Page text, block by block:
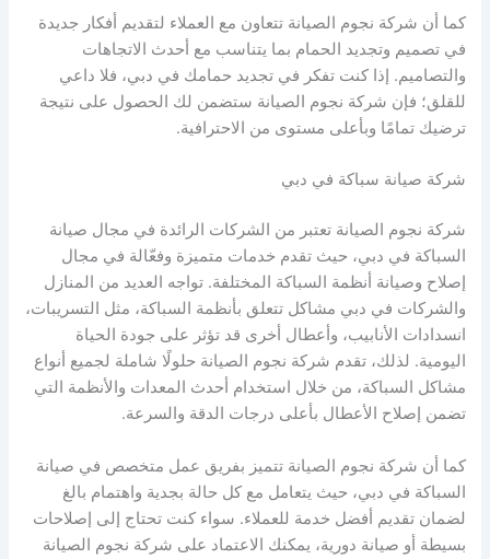
كما أن شركة نجوم الصيانة تتعاون مع العملاء لتقديم أفكار جديدة
في تصميم وتجديد الحمام بما يتناسب مع أحدث الاتجاهات
والتصاميم. إذا كنت تفكر في تجديد حمامك في دبي، فلا داعي
للقلق؛ فإن شركة نجوم الصيانة ستضمن لك الحصول على نتيجة
ترضيك تمامًا وبأعلى مستوى من الاحترافية.
شركة صيانة سباكة في دبي
شركة نجوم الصيانة تعتبر من الشركات الرائدة في مجال صيانة
السباكة في دبي، حيث تقدم خدمات متميزة وفعّالة في مجال
إصلاح وصيانة أنظمة السباكة المختلفة. تواجه العديد من المنازل
والشركات في دبي مشاكل تتعلق بأنظمة السباكة، مثل التسريبات،
انسدادات الأنابيب، وأعطال أخرى قد تؤثر على جودة الحياة
اليومية. لذلك، تقدم شركة نجوم الصيانة حلولًا شاملة لجميع أنواع
مشاكل السباكة، من خلال استخدام أحدث المعدات والأنظمة التي
تضمن إصلاح الأعطال بأعلى درجات الدقة والسرعة.
كما أن شركة نجوم الصيانة تتميز بفريق عمل متخصص في صيانة
السباكة في دبي، حيث يتعامل مع كل حالة بجدية واهتمام بالغ
لضمان تقديم أفضل خدمة للعملاء. سواء كنت تحتاج إلى إصلاحات
بسيطة أو صيانة دورية، يمكنك الاعتماد على شركة نجوم الصيانة